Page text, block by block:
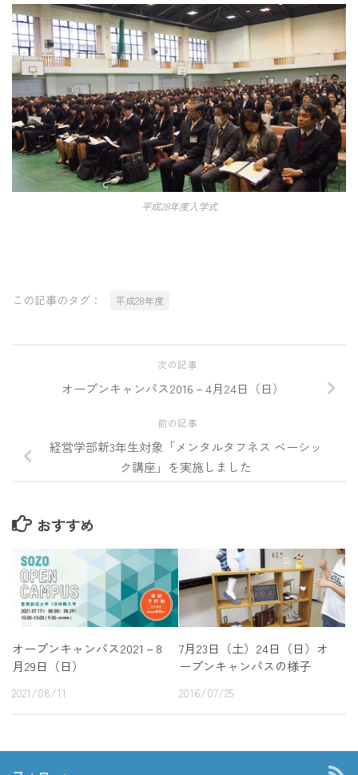
平成28年度入学式
この記事のタグ： 平成28年度
次の記事
オープンキャンパス2016－4月24日（日）
前の記事
経営学部新3年生対象「メンタルタフネス ベーシッ
ク講座」を実施しました
おすすめ
オープンキャンパス2021－8
月29日（日）
2021/08/11
7月23日（土）24日（日）オ
ープンキャンパスの様子
2016/07/25